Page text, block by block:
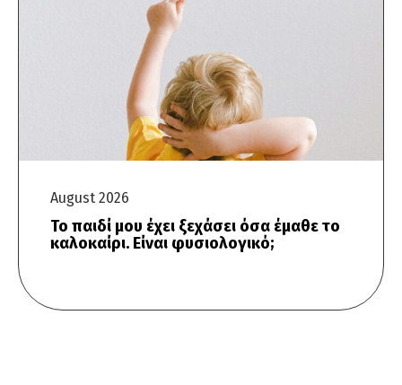
August 2026
Το παιδί μου έχει ξεχάσει όσα έμαθε το
καλοκαίρι. Είναι φυσιολογικό;